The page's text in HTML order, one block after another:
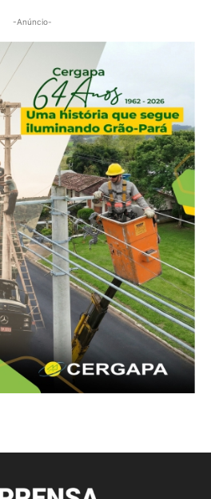
-Anúncio-